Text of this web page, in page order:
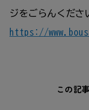
ジをごらんくださ
https://
この記